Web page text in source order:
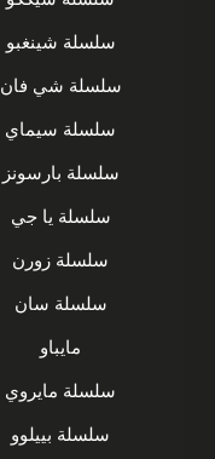
سلسلة شينغبو
سلسلة شي فان
سلسلة سيماي
سلسلة بارسونز
سلسلة يا جي
سلسلة زورن
سلسلة سان
مايباو
سلسلة مايروي
سلسلة بييلوو